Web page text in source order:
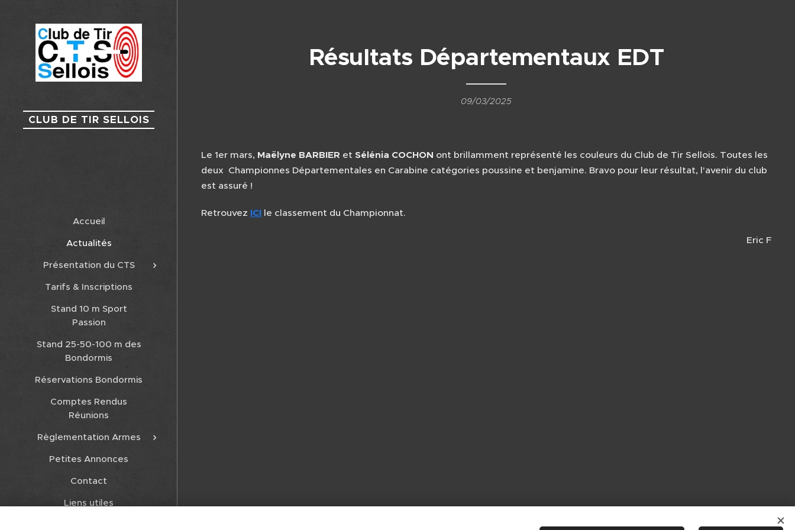
CLUB DE TIR SELLOIS
Accueil
Actualités
Présentation du CTS
Tarifs & Inscriptions
Stand 10 m Sport
Passion
Stand 25-50-100 m des
Bondormis
Réservations Bondormis
Comptes Rendus
Réunions
Règlementation Armes
Petites Annonces
Contact
Liens utiles
Résultats Départementaux EDT
09/03/2025
Le 1er mars, Maëlyne BARBIER et Sélénia COCHON ont brillamment représenté les couleurs du Club de Tir Sellois. Toutes les
deux Championnes Départementales en Carabine catégories poussine et benjamine. Bravo pour leur résultat, l'avenir du club
est assuré !
Retrouvez ICI le classement du Championnat.
Eric F